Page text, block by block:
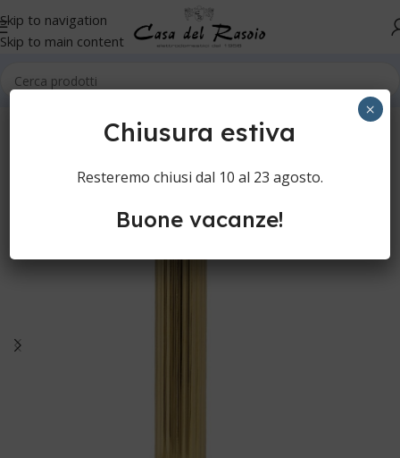
Skip to navigation
Skip to main content
Rasoi di sicurezza
Chiusura estiva
Resteremo chiusi dal 10 al 23 agosto.
Buone vacanze!
×